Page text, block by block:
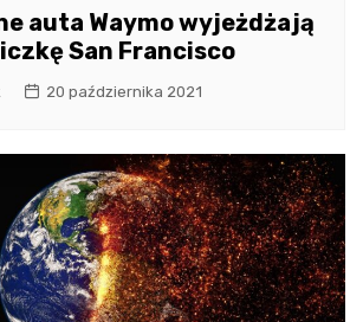
auta Waymo wyjeżdżają
San Francisco
20 października 2021